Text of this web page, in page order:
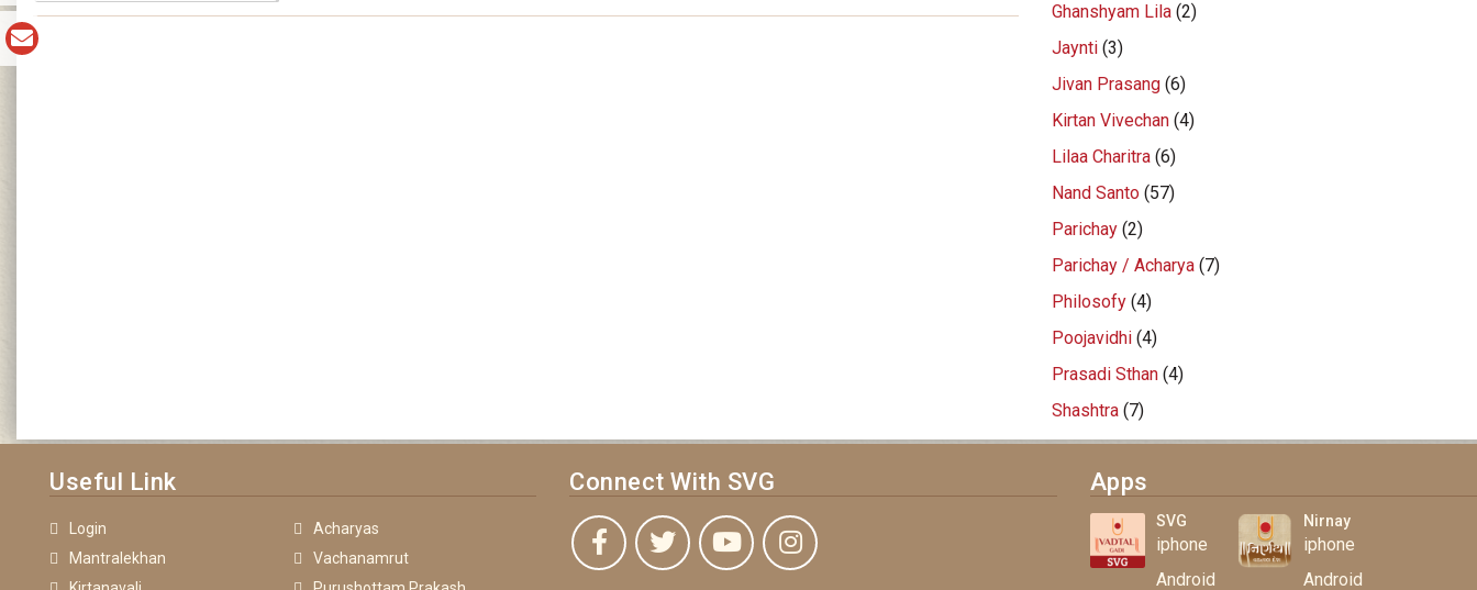
Ghanshyam Lila(2)
Jaynti(3)
Jivan Prasang(6)
Kirtan Vivechan(4)
Lilaa Charitra(6)
Nand Santo(57)
Parichay(2)
Parichay / Acharya(7)
Philosofy(4)
Poojavidhi(4)
Prasadi Sthan(4)
Shashtra(7)
Useful Link
Login
Acharyas
Mantralekhan
Vachanamrut
Connect With SVG Apps
SVG
iphone
Android
Nirnay
iphone
Android